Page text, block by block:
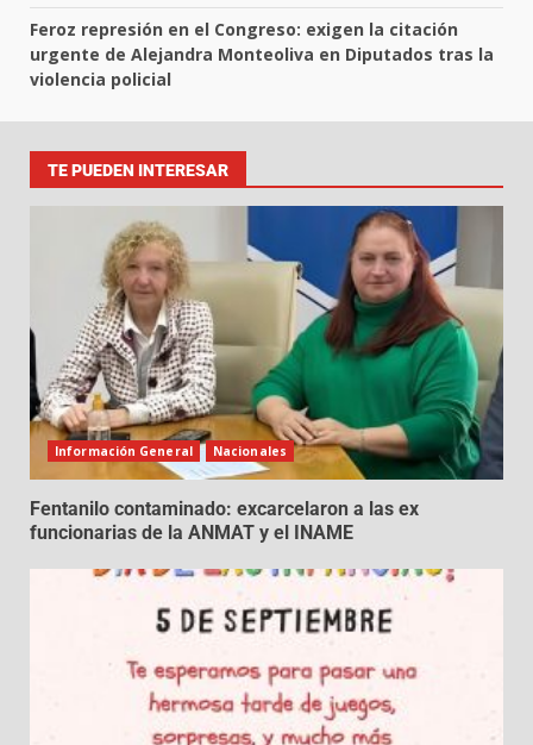
Feroz represión en el Congreso: exigen la citación
urgente de Alejandra Monteoliva en Diputados tras la
violencia policial
TE PUEDEN INTERESAR
Información General Nacionales
Fentanilo contaminado: excarcelaron a las ex
funcionarias de la ANMAT y el INAME